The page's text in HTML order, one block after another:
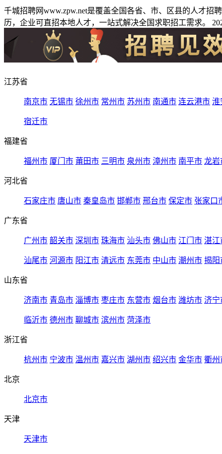
千城招聘网www.zpw.net是覆盖全国各省、市、区县的人才
历，企业可直招本地人才，一站式解决全国求职招工需求。
江苏省
南京市 无锡市 徐州市 常州市 苏州市 南通市 连云港市 淮
宿迁市
福建省
福州市 厦门市 莆田市 三明市 泉州市 漳州市 南平市 龙岩
河北省
石家庄市 唐山市 秦皇岛市 邯郸市 邢台市 保定市 张家口
广东省
广州市 韶关市 深圳市 珠海市 汕头市 佛山市 江门市 湛江
汕尾市 河源市 阳江市 清远市 东莞市 中山市 潮州市 揭阳
山东省
济南市 青岛市 淄博市 枣庄市 东营市 烟台市 潍坊市 济宁
临沂市 德州市 聊城市 滨州市 菏泽市
浙江省
杭州市 宁波市 温州市 嘉兴市 湖州市 绍兴市 金华市 衢州
北京
北京市
天津
天津市